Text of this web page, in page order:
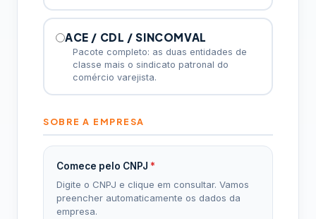
ACE / CDL / SINCOMVAL
Pacote completo: as duas entidades de
classe mais o sindicato patronal do
comércio varejista.
SOBRE A EMPRESA
Comece pelo CNPJ *
Digite o CNPJ e clique em consultar. Vamos
preencher automaticamente os dados da
empresa.